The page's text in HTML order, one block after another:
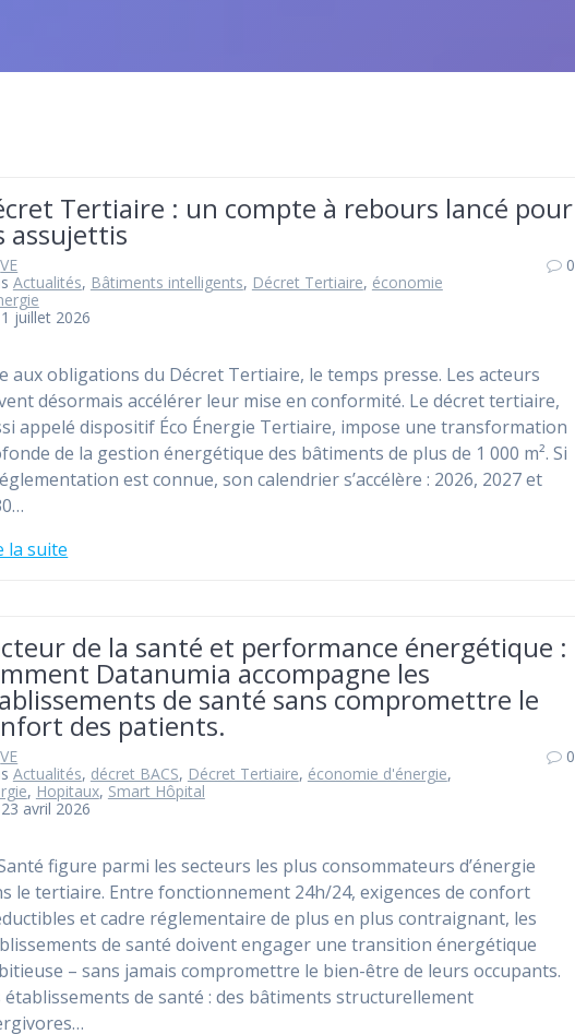
Tertiaire : un compte à rebours lancé pour
assujettis
VE
Actualités, Bâtiments intelligents, Décret Tertiaire, économie
juillet 2026
0
aux obligations du Décret Tertiaire, le temps presse. Les acteurs
désormais accélérer leur mise en conformité. Le décret tertiaire,
appelé dispositif Éco Énergie Tertiaire, impose une transformation
de la gestion énergétique des bâtiments de plus de 1 000 m². Si
est connue, son calendrier s’accélère : 2026, 2027 et
la suite
de la santé et performance énergétique :
Datanumia accompagne les
de santé sans compromettre le
des patients.
VE
Actualités, décret BACS, Décret Tertiaire, économie d'énergie,
, Hopitaux, Smart Hôpital
avril 2026
0
figure parmi les secteurs les plus consommateurs d’énergie
le tertiaire. Entre fonctionnement 24h/24, exigences de confort
et cadre réglementaire de plus en plus contraignant, les
de santé doivent engager une transition énergétique
– sans jamais compromettre le bien-être de leurs occupants.
établissements de santé : des bâtiments structurellement